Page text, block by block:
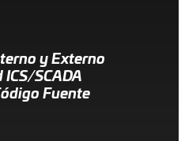
y Externo
ICS/SCADA
Fuente